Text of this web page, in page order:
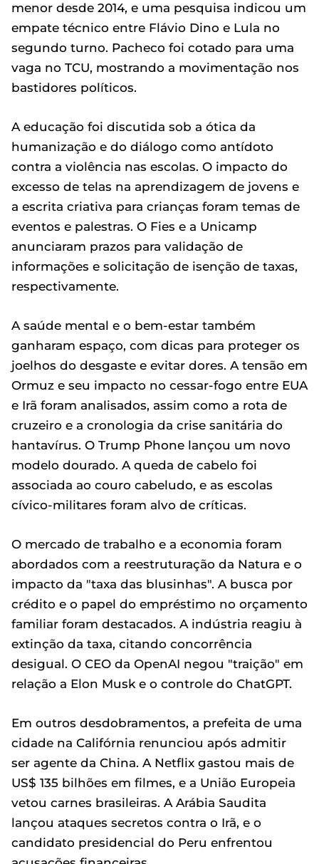
menor desde 2014, e uma pesquisa indicou um
empate técnico entre Flávio Dino e Lula no
segundo turno. Pacheco foi cotado para uma
vaga no TCU, mostrando a movimentação nos
bastidores políticos.
A educação foi discutida sob a ótica da
humanização e do diálogo como antídoto
contra a violência nas escolas. O impacto do
excesso de telas na aprendizagem de jovens e
a escrita criativa para crianças foram temas de
eventos e palestras. O Fies e a Unicamp
anunciaram prazos para validação de
informações e solicitação de isenção de taxas,
respectivamente.
A saúde mental e o bem-estar também
ganharam espaço, com dicas para proteger os
joelhos do desgaste e evitar dores. A tensão em
Ormuz e seu impacto no cessar-fogo entre EUA
e Irã foram analisados, assim como a rota de
cruzeiro e a cronologia da crise sanitária do
hantavírus. O Trump Phone lançou um novo
modelo dourado. A queda de cabelo foi
associada ao couro cabeludo, e as escolas
cívico-militares foram alvo de críticas.
O mercado de trabalho e a economia foram
abordados com a reestruturação da Natura e o
impacto da "taxa das blusinhas". A busca por
crédito e o papel do empréstimo no orçamento
familiar foram destacados. A indústria reagiu à
extinção da taxa, citando concorrência
desigual. O CEO da OpenAI negou "traição" em
relação a Elon Musk e o controle do ChatGPT.
Em outros desdobramentos, a prefeita de uma
cidade na Califórnia renunciou após admitir
ser agente da China. A Netflix gastou mais de
US$ 135 bilhões em filmes, e a União Europeia
vetou carnes brasileiras. A Arábia Saudita
lançou ataques secretos contra o Irã, e o
candidato presidencial do Peru enfrentou